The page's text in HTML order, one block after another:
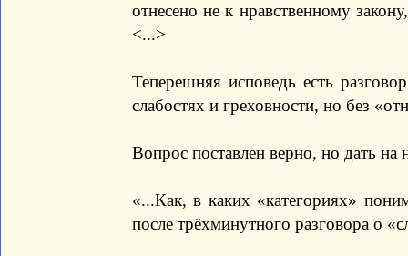
отнесено не к нравственному
<...>
Теперешняя исповедь есть
слабостях и греховности, но без
Вопрос поставлен верно, но дать на
«...Как, в каких «категориях»
после трёхминутного разговора о